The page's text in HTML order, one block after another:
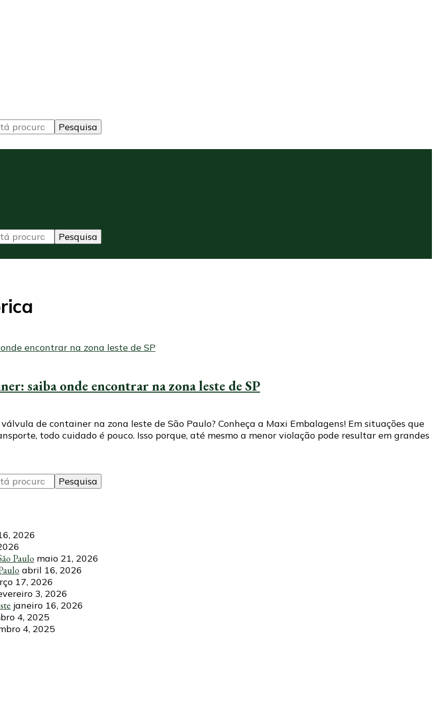
saiba onde encontrar na zona leste de SP
de container na zona leste de São Paulo? Conheça a Maxi Embalagens! Em situações que
todo cuidado é pouco. Isso porque, até mesmo a menor violação pode resultar em grandes
2026
Paulo maio 21, 2026
abril 16, 2026
17, 2026
3, 2026
janeiro 16, 2026
4, 2025
4, 2025